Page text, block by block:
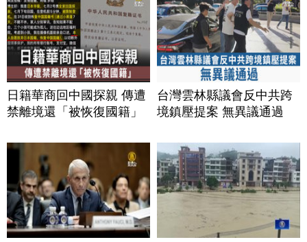
日籍華商回中國探親 傳遭
禁離境還「被恢復國籍」
台灣雲林縣議會反中共跨
境鎮壓提案 無異議通過